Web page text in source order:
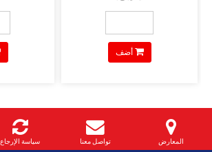
أضف
المعارض تواصل معنا سياسة الإرجاع